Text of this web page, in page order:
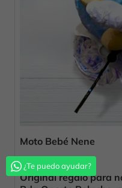
Moto Bebé Nene
69,00 €
Original regalo para
¿Te puedo ayudar?